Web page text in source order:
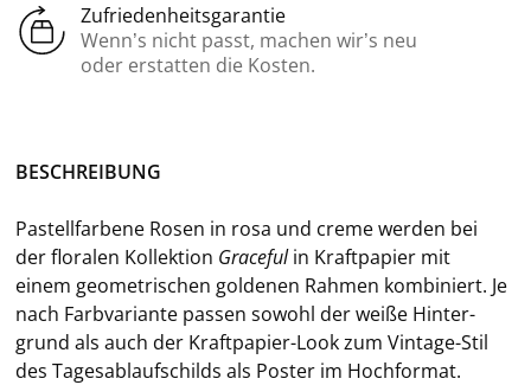
Zufriedenheitsgarantie
Wenn’s nicht passt, machen wir’s neu
oder erstatten die Kosten.
BE­SCHREI­BUNG
Pas­tell­far­be­ne Rosen in rosa und creme wer­den bei
der flo­ra­len Kol­lek­ti­on Grace­fulin Kraft­pa­pier mit
einem geo­me­tri­schen gol­de­nen Rah­men kom­bi­niert. Je
nach Farb­va­ri­an­te pas­sen so­wohl der weiße Hin­ter­
grund als auch der Kraftpapier-​Look zum Vintage-​Stil
des Ta­ges­ab­lauf­schilds als Pos­ter im Hoch­for­mat.